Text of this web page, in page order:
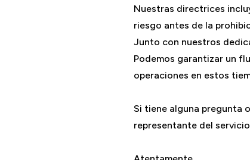
Nuestras directrices
riesgo antes de la
Junto con nuestros
Podemos garantizar un
operaciones en estos
Si tiene alguna pregunta
representante del